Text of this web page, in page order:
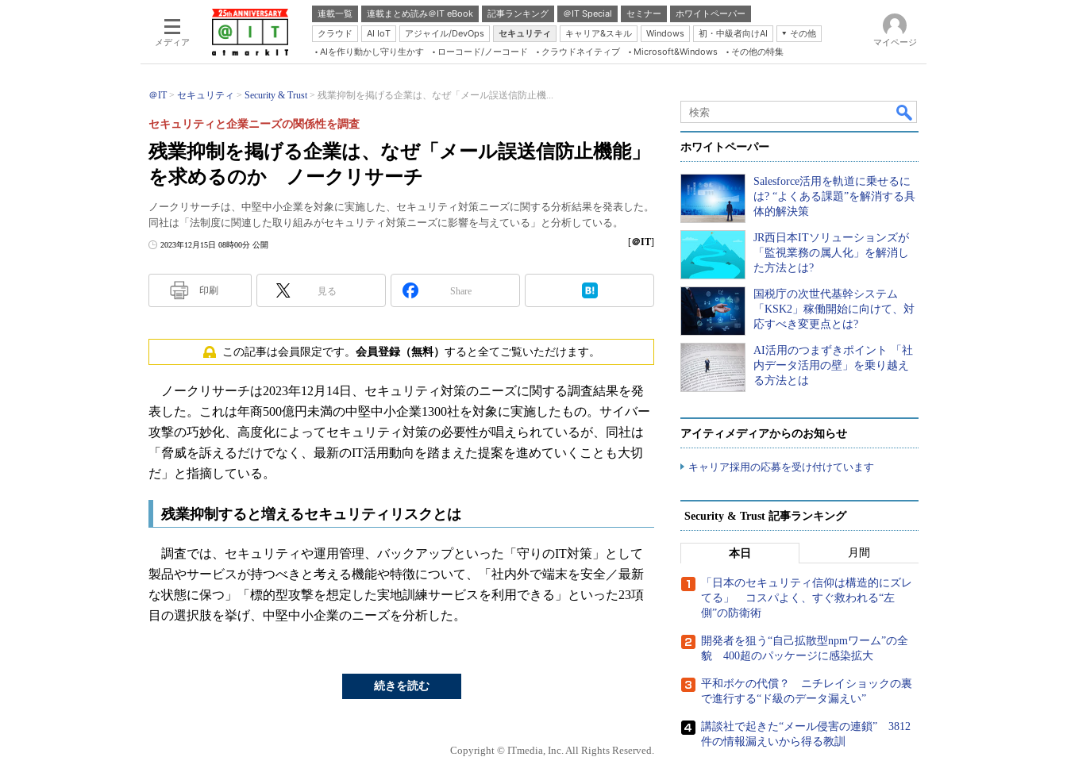
メディア
連載一覧 連載まとめ読み＠IT eBook 記事ランキング ＠IT Special セミナー
ホワイトペーパー
クラウド
AI IoT アジャイル/DevOps セキュリティ キャリア&スキル Windows 初・中級者向けAI
その他
Server & Storage
Java Agile
Database Expert
Linux ＆ OSS
Master of IP Network
Security & Trust
ブログ
AIを作り動かし守り生かす ローコード/ノーコード クラウドネイティブ Microsoft&Windows その他の特集
マイページ
＠IT セキュリティ Security & Trust 残業抑制を掲げる企業は、なぜ「メール誤送信防止機...
残業抑制を掲げる企業は、なぜ「メール誤送信防止機能」
を求めるのか ノークリサーチ
セキュリティと企業ニーズの関係性を調査
ノークリサーチは、中堅中小企業を対象に実施した、セキュリティ対策ニーズに関する分析結果を発表した。
同社は「法制度に関連した取り組みがセキュリティ対策ニーズに影響を与えている」と分析している。
2023年12月15日 08時00分 公開 [＠IT]
印刷 見る Share
この記事は会員限定です。 会員登録（無料） すると全てご覧いただけます。
ノークリサーチは2023年12月14日、セキュリティ対策のニーズに関する調査結果を発
表した。これは年商500億円未満の中堅中小企業1300社を対象に実施したもの。サイバー
攻撃の巧妙化、高度化によってセキュリティ対策の必要性が唱えられているが、同社は
「脅威を訴えるだけでなく、最新のIT活用動向を踏まえた提案を進めていくことも大切
だ」と指摘している。
残業抑制すると増えるセキュリティリスクとは
調査では、セキュリティや運用管理、バックアップといった「守りのIT対策」として
製品やサービスが持つべきと考える機能や特徴について、「社内外で端末を安全／最新
な状態に保つ」「標的型攻撃を想定した実地訓練サービスを利用できる」といった23項
目の選択肢を挙げ、中堅中小企業のニーズを分析した。
続きを読む
Copyright © ITmedia, Inc. All Rights Reserved.
ホワイトペーパー
Salesforce活用を軌道に乗せるに
は? “よくある課題”を解消する具
体的解決策
JR西日本ITソリューションズが
「監視業務の属人化」を解消し
た方法とは?
国税庁の次世代基幹システム
「KSK2」稼働開始に向けて、対
応すべき変更点とは?
AI活用のつまずきポイント 「社
内データ活用の壁」を乗り越え
る方法とは
アイティメディアからのお知らせ
キャリア採用の応募を受け付けています
Security & Trust 記事ランキング
本日 月間
「日本のセキュリティ信仰は構造的にズレ
てる」 コスパよく、すぐ救われる“左
側”の防衛術
開発者を狙う“自己拡散型npmワーム”の全
貌 400超のパッケージに感染拡大
平和ボケの代償？ ニチレイショックの裏
で進行する“ド級のデータ漏えい”
講談社で起きた“メール侵害の連鎖” 3812
件の情報漏えいから得る教訓